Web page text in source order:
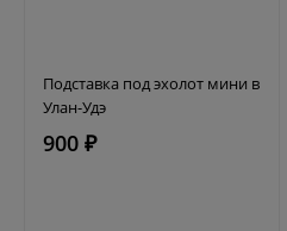
Подставка под эхолот мини в
Улан-Удэ
900 ₽